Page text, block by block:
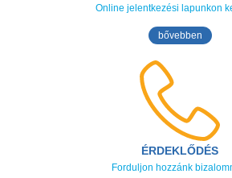
Online jelentkezési lapunkon
bővebben
ÉRDEKLŐDÉS
Forduljon hozzánk